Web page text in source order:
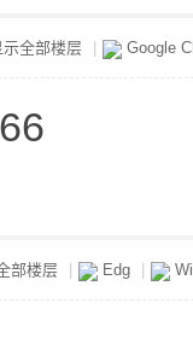
示全部楼层 Google
部楼层 Edg